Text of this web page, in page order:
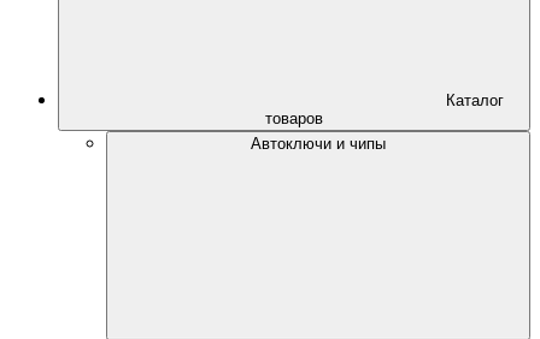
Каталог
товаров
Автоключи и чипы